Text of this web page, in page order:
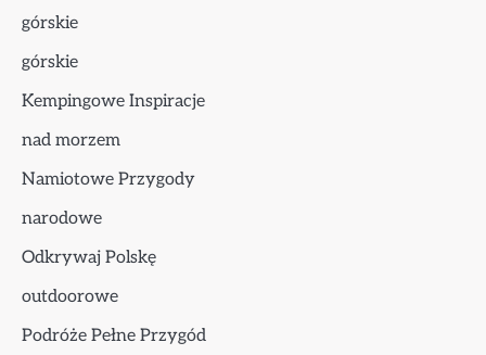
górskie
górskie
Kempingowe Inspiracje
nad morzem
Namiotowe Przygody
narodowe
Odkrywaj Polskę
outdoorowe
Podróże Pełne Przygód